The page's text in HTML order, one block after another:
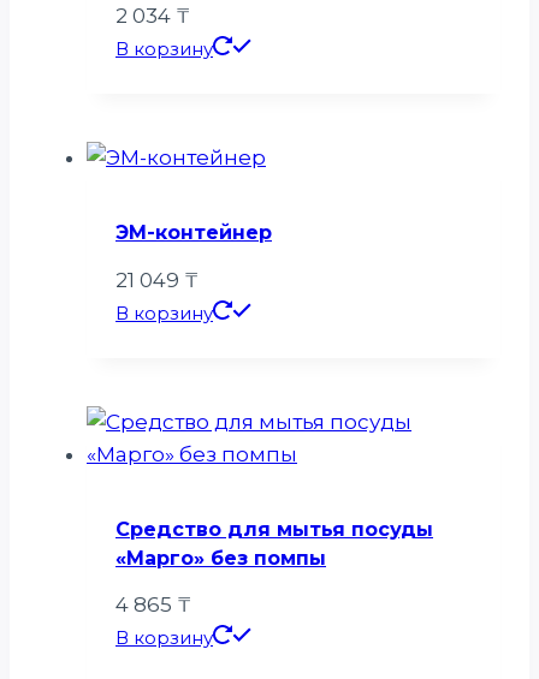
2 034 ₸
В корзину
ЭМ-контейнер
21 049 ₸
В корзину
Средство для мытья посуды
«Марго» без помпы
4 865 ₸
В корзину